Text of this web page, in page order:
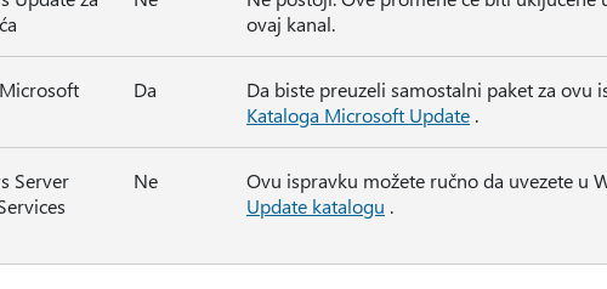
ovaj kanal.
Da
Da biste preuzeli samostalni paket za ovu
Kataloga Microsoft Update .
Server
Ne Ovu ispravku možete ručno da uvezete u
Update katalogu .